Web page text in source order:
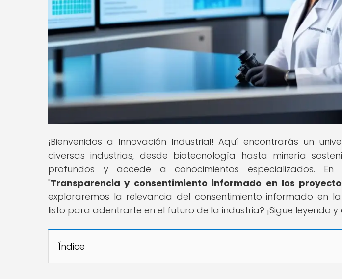
¡Bienvenidos a Innovación Industrial! Aquí encontrarás un
diversas industrias, desde biotecnología hasta minería
profundos y accede a conocimientos especializados. En
"Transparencia y consentimiento informado en los
exploraremos la relevancia del consentimiento informado en
listo para adentrarte en el futuro de la industria? ¡Sigue leyendo
Índice